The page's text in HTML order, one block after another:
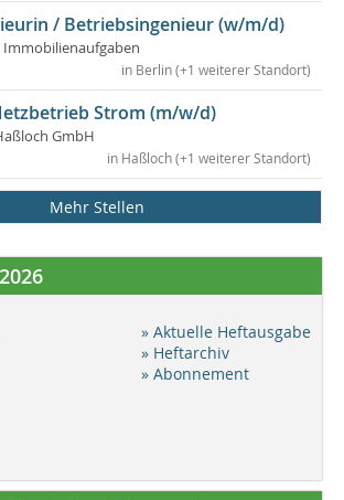
/ Betriebsingenieur (w/m/d)
in Berlin (+1 weiterer Standort)
Strom (m/w/d)
GmbH
in Haßloch (+1 weiterer Standort)
Mehr Stellen
» Aktuelle Heftausgabe
» Heftarchiv
» Abonnement